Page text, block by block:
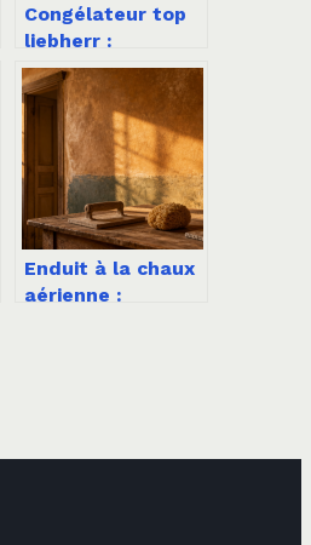
Congélateur top
liebherr :
comment choisir
le bon modèle
pour votre cuisine
Enduit à la chaux
aérienne :